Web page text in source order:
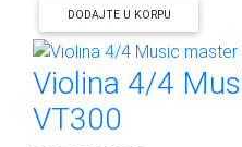
DODAJTE U KORPU
Violina 4/4
VT300